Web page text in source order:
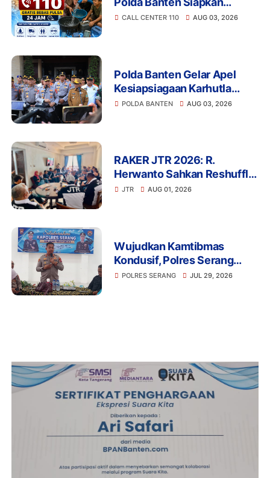
Layanan Bantuan Air Bersih
CALL CENTER 110 AUG 03, 2026
Polda Banten Gelar Apel
Kesiapsiagaan Karhutla
2026, Perkuat Sinergi
POLDA BANTEN AUG 03, 2026
RAKER JTR 2026: R.
Herwanto Sahkan Reshuffle
Pengurus dan Tegaskan
JTR AUG 01, 2026
Wujudkan Kamtibmas
Kondusif, Polres Serang
Gelar Silaturahmi Strategis
POLRES SERANG JUL 29, 2026